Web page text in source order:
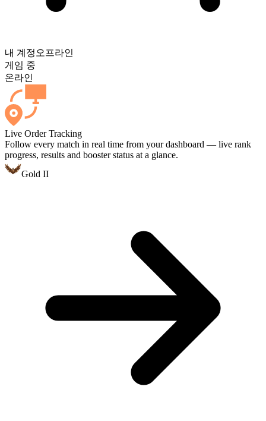
내 계정 오프라인
게임 중
온라인
Live Order Tracking
Follow every match in real time from your dashboard — live rank
progress, results and booster status at a glance.
Gold II